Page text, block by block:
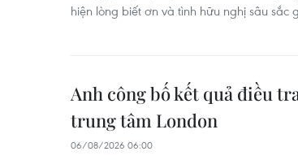
hiện lòng biết ơn và tình hữu nghị sâu sắc
Anh công bố kết quả điều
trung tâm London
06/08/2026 06:00